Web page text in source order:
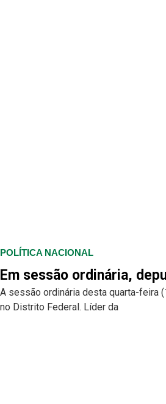
POLÍTICA NACIONAL
Em sessão ordinária,
A sessão ordinária desta quarta-feira
no Distrito Federal. Líder da